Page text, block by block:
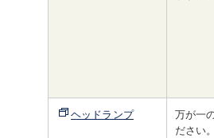
ヘッドランプ
万が一
ださい。